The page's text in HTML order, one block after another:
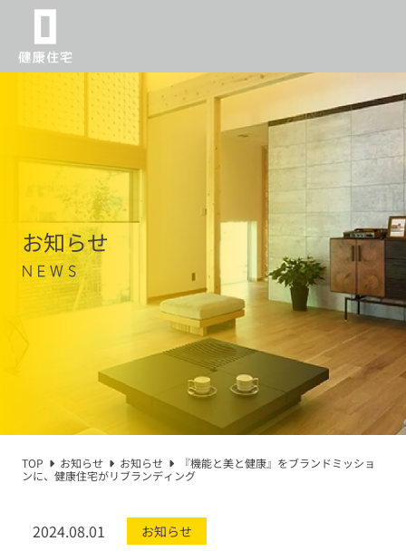
お知らせ
NEWS
TOP お知らせ お知らせ
『機能と美と健康』をブランドミッショ
ンに、健康住宅がリブランディング
2024.08.01 お知らせ